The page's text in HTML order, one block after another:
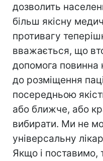
дозволить
більш якісну
противагу
вважається, що
допомога повинна
до розміщення
посередньою
або ближче, або
вибирати. Ми не
універсальну
Якщо і поставимо,